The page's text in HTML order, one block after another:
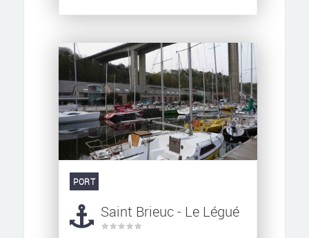
PORT
Saint Brieuc - Le Légué